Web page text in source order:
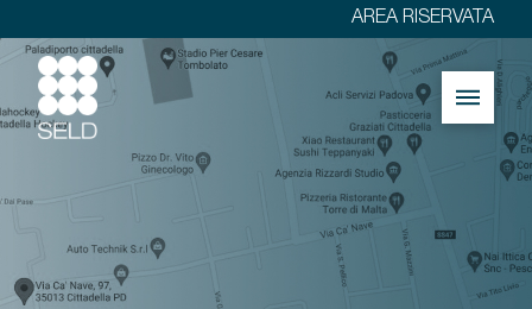
AREA RISERVATA